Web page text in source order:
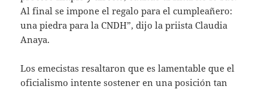
Al final se impone el regalo para el cumpleañero:
una piedra para la CNDH”, dijo la priista Claudia
Anaya.
Los emecistas resaltaron que es lamentable que el
oficialismo intente sostener en una posición tan